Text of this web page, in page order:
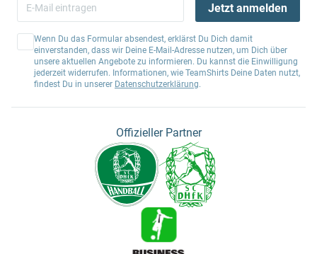
Jetzt anmelden
Wenn Du das Formular absendest, erklärst Du Dich damit
einverstanden, dass wir Deine E-Mail-Adresse nutzen, um Dich über
unsere aktuellen Angebote zu informieren. Du kannst die Einwilligung
jederzeit widerrufen. Informationen, wie TeamShirts Deine Daten nutzt,
findest Du in unserer Datenschutzerklärung.
Offizieller Partner